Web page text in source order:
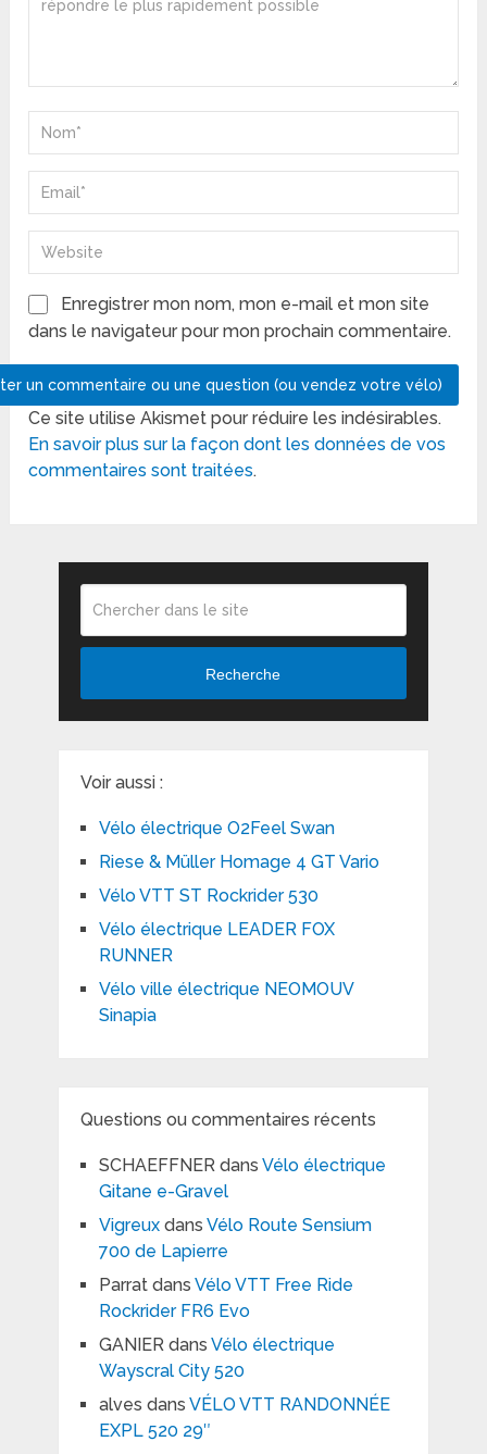
Enregistrer mon nom, mon e-mail et mon site
dans le navigateur pour mon prochain commentaire.
Ce site utilise Akismet pour réduire les indésirables.
En savoir plus sur la façon dont les données de vos
commentaires sont traitées.
Recherche
Voir aussi :
Vélo électrique O2Feel Swan
Riese & Müller Homage 4 GT Vario
Vélo VTT ST Rockrider 530
Vélo électrique LEADER FOX
RUNNER
Vélo ville électrique NEOMOUV
Sinapia
Questions ou commentaires récents
SCHAEFFNERdans Vélo électrique
Gitane e-Gravel
Vigreuxdans Vélo Route Sensium
700 de Lapierre
Parratdans Vélo VTT Free Ride
Rockrider FR6 Evo
GANIERdans Vélo électrique
Wayscral City 520
alves dans VÉLO VTT RANDONNÉE
EXPL 520 29″